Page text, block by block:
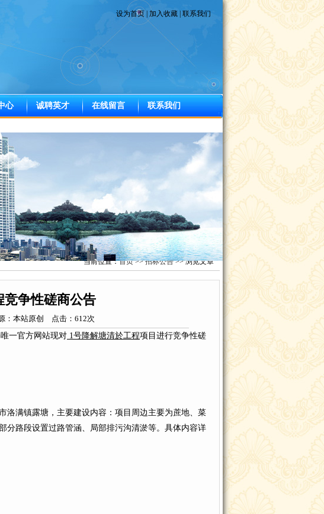
设为首页| 加入收藏 联系我们
心 诚聘英才 在线留言 联系我们
当前位置：首页>>招标公告>> 浏览文章
竞争性磋商公告
：本站原创 点击： 612次
一官方网站现对 1号降解塘清於工程项目进行竞争性磋
洛满镇露塘，主要建设内容：项目周边主要为蔗地、菜
分路段设置过路管涵、局部排污沟清淤等。具体内容详